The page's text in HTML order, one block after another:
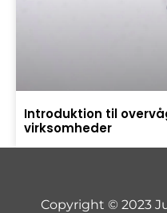
Introduktion til
virksomheder
Copyright © 2023